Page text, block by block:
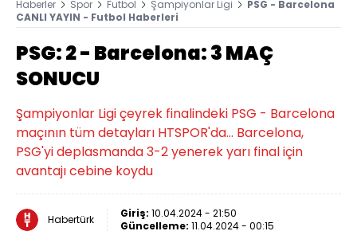
Haberler Spor Futbol Şampiyonlar Ligi
PSG - Barcelona
CANLI YAYIN - Futbol Haberleri
PSG: 2 - Barcelona: 3 MAÇ
SONUCU
Şampiyonlar Ligi çeyrek finalindeki PSG - Barcelona
maçının tüm detayları HTSPOR'da... Barcelona,
PSG'yi deplasmanda 3-2 yenerek yarı final için
avantajı cebine koydu
Habertürk Giriş: 10.04.2024 - 21:50
Güncelleme: 11.04.2024 - 00:15